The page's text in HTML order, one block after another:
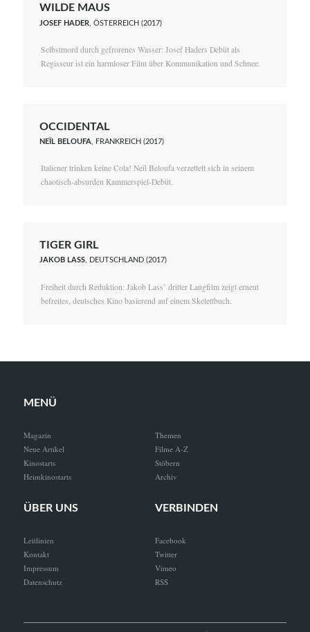
WILDE MAUS
JOSEF HADER , ÖSTERREICH (2017)
Selbstmord durch gefrorenes Wasser: Josef Haders Debüt als
Regisseur ist ein harmloser Film über Kommunikation und Schnee.
OCCIDENTAL
NEÏL BELOUFA , FRANKREICH (2017)
Italiener trinken keine Cola! Neïl Beloufa verzettelt sich in seinem
chaotisch-absurden Kammerspiel-Debüt.
TIGER GIRL
JAKOB LASS, DEUTSCHLAND (2017)
Freiheit durch Reduktion: Jakob Lass’ dritter Langfilm zeigt erneut
befreites, deutsches Kino basierend auf einem Skelettbuch.
MENÜ
Magazin
Neue Artikel
Kinostarts
Heimkinostarts
Themen
Filme A-Z
Stöbern
Archiv
ÜBER UNS
Leitlinien
Kontakt
Impressum
Datenschutz
VERBINDEN
Facebook
Twitter
Vimeo
RSS